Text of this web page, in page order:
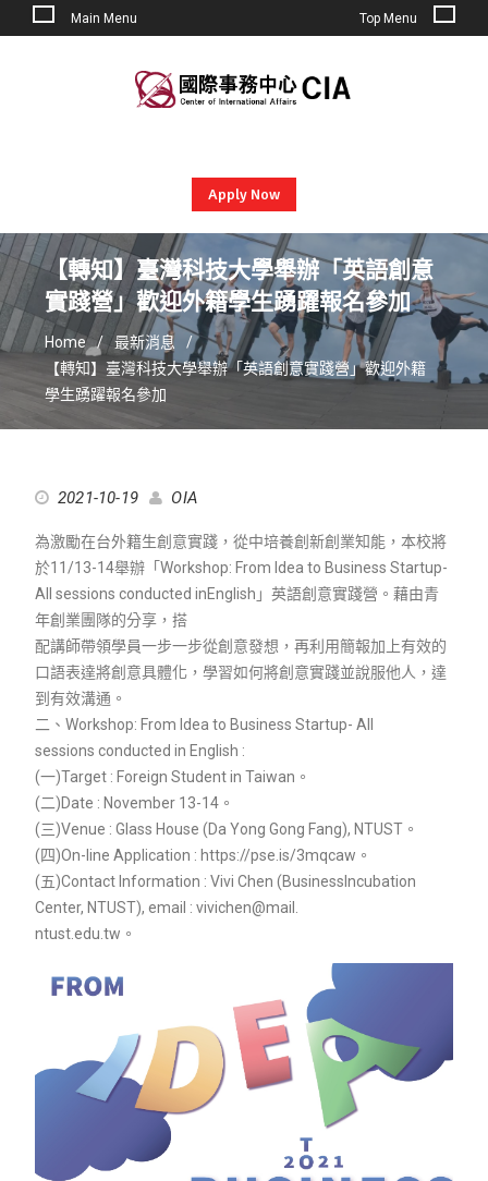
Main Menu Top Menu
Apply Now
【轉知】臺灣科技大學舉辦「英語創意
實踐營」歡迎外籍學生踴躍報名參加
Home
最新消息
【轉知】臺灣科技大學舉辦「英語創意實踐營」歡迎外籍
學生踴躍報名參加
2021-10-19 OIA
為激勵在台外籍生創意實踐，從中培養創新創業知能，本校將
於11/13-14舉辦「Workshop: From Idea to Business Startup-
All sessions conducted inEnglish」英語創意實踐營。藉由青
年創業團隊的分享，搭
配講師帶領學員一步一步從創意發想，再利用簡報加上有效的
口語表達將創意具體化，學習如何將創意實踐並說服他人，達
到有效溝通。
二、Workshop: From Idea to Business Startup- All
sessions conducted in English :
(一)Target : Foreign Student in Taiwan。
(二)Date : November 13-14。
(三)Venue : Glass House (Da Yong Gong Fang), NTUST。
(四)On-line Application : https://pse.is/3mqcaw。
(五)Contact Information : Vivi Chen (BusinessIncubation
Center, NTUST), email : vivichen@mail.
ntust.edu.tw。